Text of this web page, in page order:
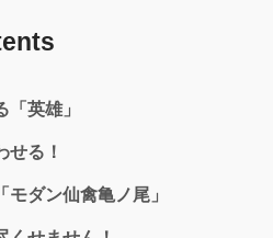
英雄」
せる！
ダン仙禽亀ノ尾」